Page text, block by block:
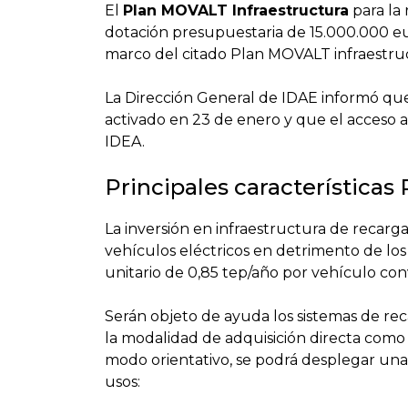
El Plan MOVALT Infraestructura para la
dotación presupuestaria de 15.000.000
marco del citado Plan MOVALT
La Dirección General de IDAE informó
activado en 23 de enero y que el acceso
IDEA.
Principales características
La inversión en infraestructura de
vehículos eléctricos en detrimento de
unitario de 0,85 tep/año por vehículo
Serán objeto de ayuda los sistemas de
la modalidad de adquisición directa
modo orientativo, se podrá desplegar
usos: